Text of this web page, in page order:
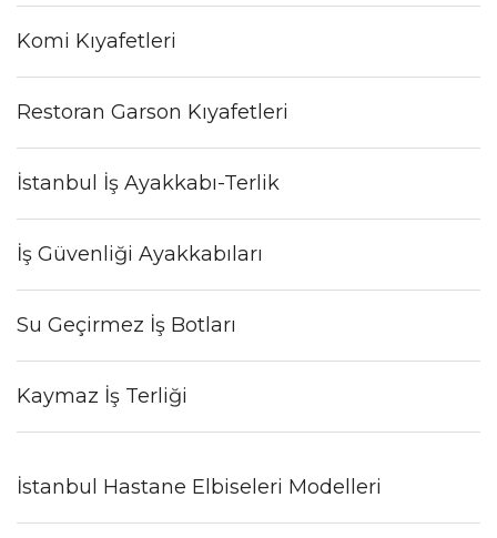
Komi Kıyafetleri
Restoran Garson Kıyafetleri
İstanbul İş Ayakkabı-Terlik
İş Güvenliği Ayakkabıları
Su Geçirmez İş Botları
Kaymaz İş Terliği
İstanbul Hastane Elbiseleri Modelleri